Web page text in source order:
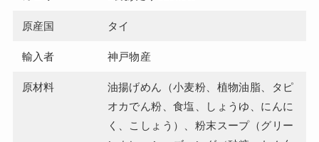
原産国 タイ
輸入者 神戸物産
原材料
油揚げめん（小麦粉、植物油脂、タピ
オカでん粉、食塩、しょうゆ、にんに
く、こしょう）、粉末スープ（グリー